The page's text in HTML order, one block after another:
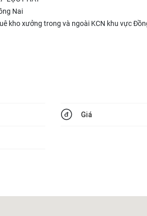
Nai
kho xưởng trong và ngoài KCN khu vực
Giá